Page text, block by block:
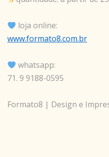
loja online:
www.formato8.com.br
whatsapp:
71. 9 9188-0595
Formato8 | Design e